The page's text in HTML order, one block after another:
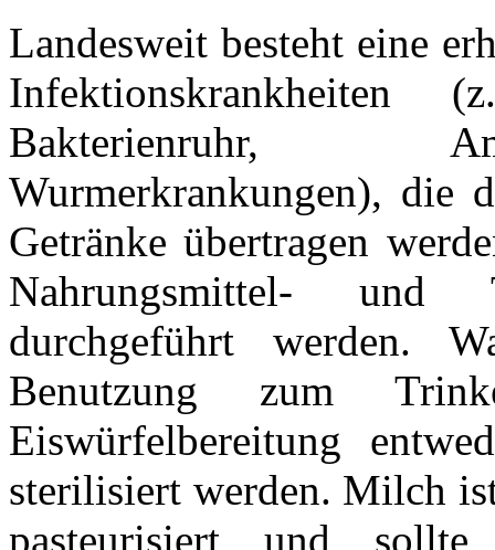
Landesweit besteht eine
Infektionskrankheiten
Bakterienruhr,
Wurmerkrankungen), die
Getränke übertragen
Nahrungsmittel- und
durchgeführt werden.
Benutzung zum
Eiswürfelbereitung
sterilisiert werden. Milch
pasteurisiert und sollte